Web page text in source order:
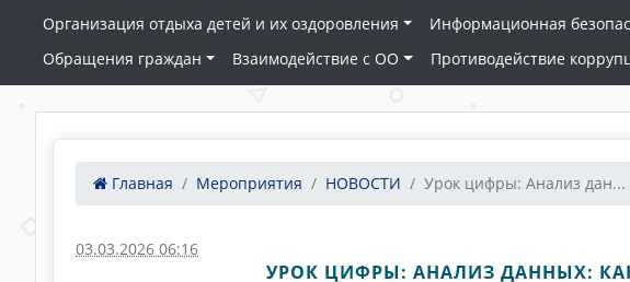
Организация отдыха детей и их оздоровления
Информационная
Обращения граждан
Взаимодействие с ОО Противодействие
Главная Мероприятия НОВОСТИ Урок цифры: Анализ дан...
03.03.2026 06:16
УРОК ЦИФРЫ: АНАЛИЗ ДАННЫХ: